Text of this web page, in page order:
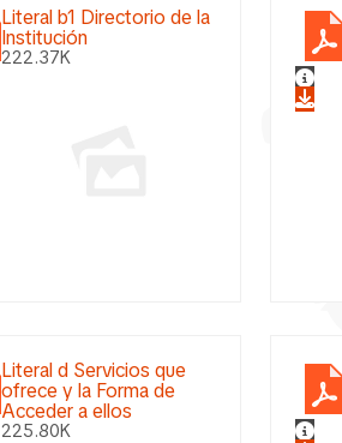
Literal b1 Directorio de la
Institución
222.37K
Literal d Servicios que
ofrece y la Forma de
Acceder a ellos
225.80K